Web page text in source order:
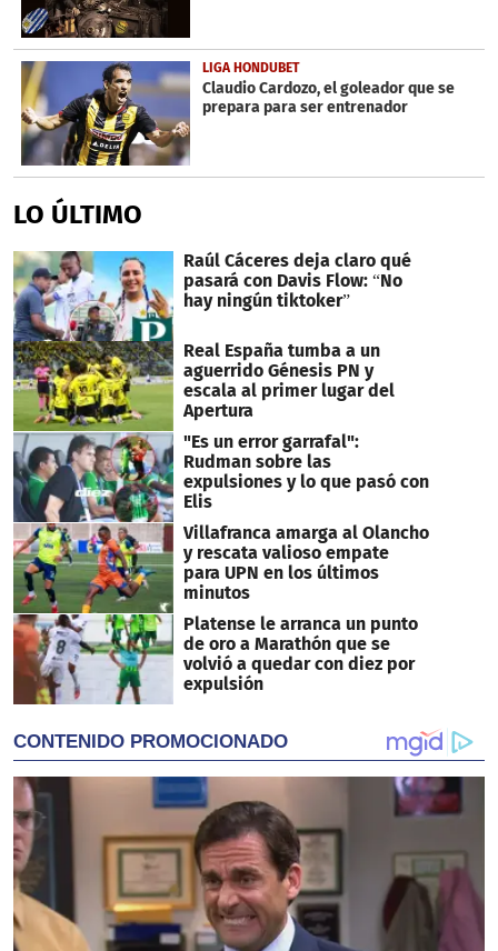
LIGA HONDUBET
Claudio Cardozo, el goleador que se
prepara para ser entrenador
LO ÚLTIMO
Raúl Cáceres deja claro qué
pasará con Davis Flow: “No
hay ningún tiktoker”
Real España tumba a un
aguerrido Génesis PN y
escala al primer lugar del
Apertura
"Es un error garrafal":
Rudman sobre las
expulsiones y lo que pasó con
Elis
Villafranca amarga al Olancho
y rescata valioso empate
para UPN en los últimos
minutos
Platense le arranca un punto
de oro a Marathón que se
volvió a quedar con diez por
expulsión